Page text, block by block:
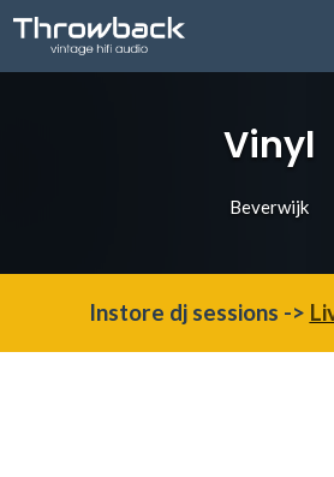
Vinyl
Beverwijk
Instore dj sessions ->